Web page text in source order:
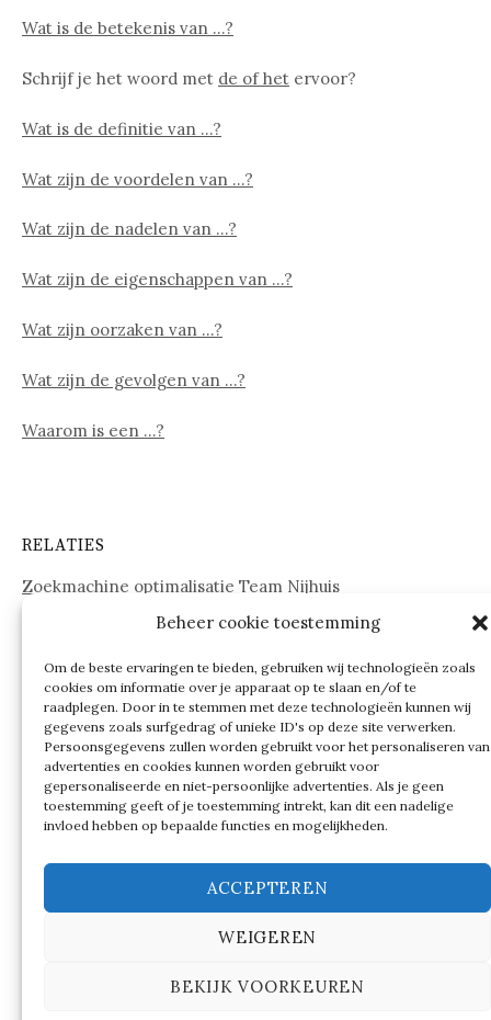
Beheer cookie toestemming
Om de beste ervaringen te bieden, gebruiken wij technologieën zoals
cookies om informatie over je apparaat op te slaan en/of te
raadplegen. Door in te stemmen met deze technologieën kunnen wij
gegevens zoals surfgedrag of unieke ID's op deze site verwerken.
Persoonsgegevens zullen worden gebruikt voor het personaliseren van
advertenties en cookies kunnen worden gebruikt voor
gepersonaliseerde en niet-persoonlijke advertenties. Als je geen
toestemming geeft of je toestemming intrekt, kan dit een nadelige
invloed hebben op bepaalde functies en mogelijkheden.
ACCEPTEREN
WEIGEREN
BEKIJK VOORKEUREN
Wat is de betekenis van …?
Schrijf je het woord met de of het ervoor?
Wat is de definitie van …?
Wat zijn de voordelen van …?
Wat zijn de nadelen van …?
Wat zijn de eigenschappen van …?
Wat zijn oorzaken van …?
Wat zijn de gevolgen van …?
Waarom is een …?
RELATIES
Zoekmachine optimalisatie Team Nijhuis
Ondersteund doorWordPress |Thema:Graphy